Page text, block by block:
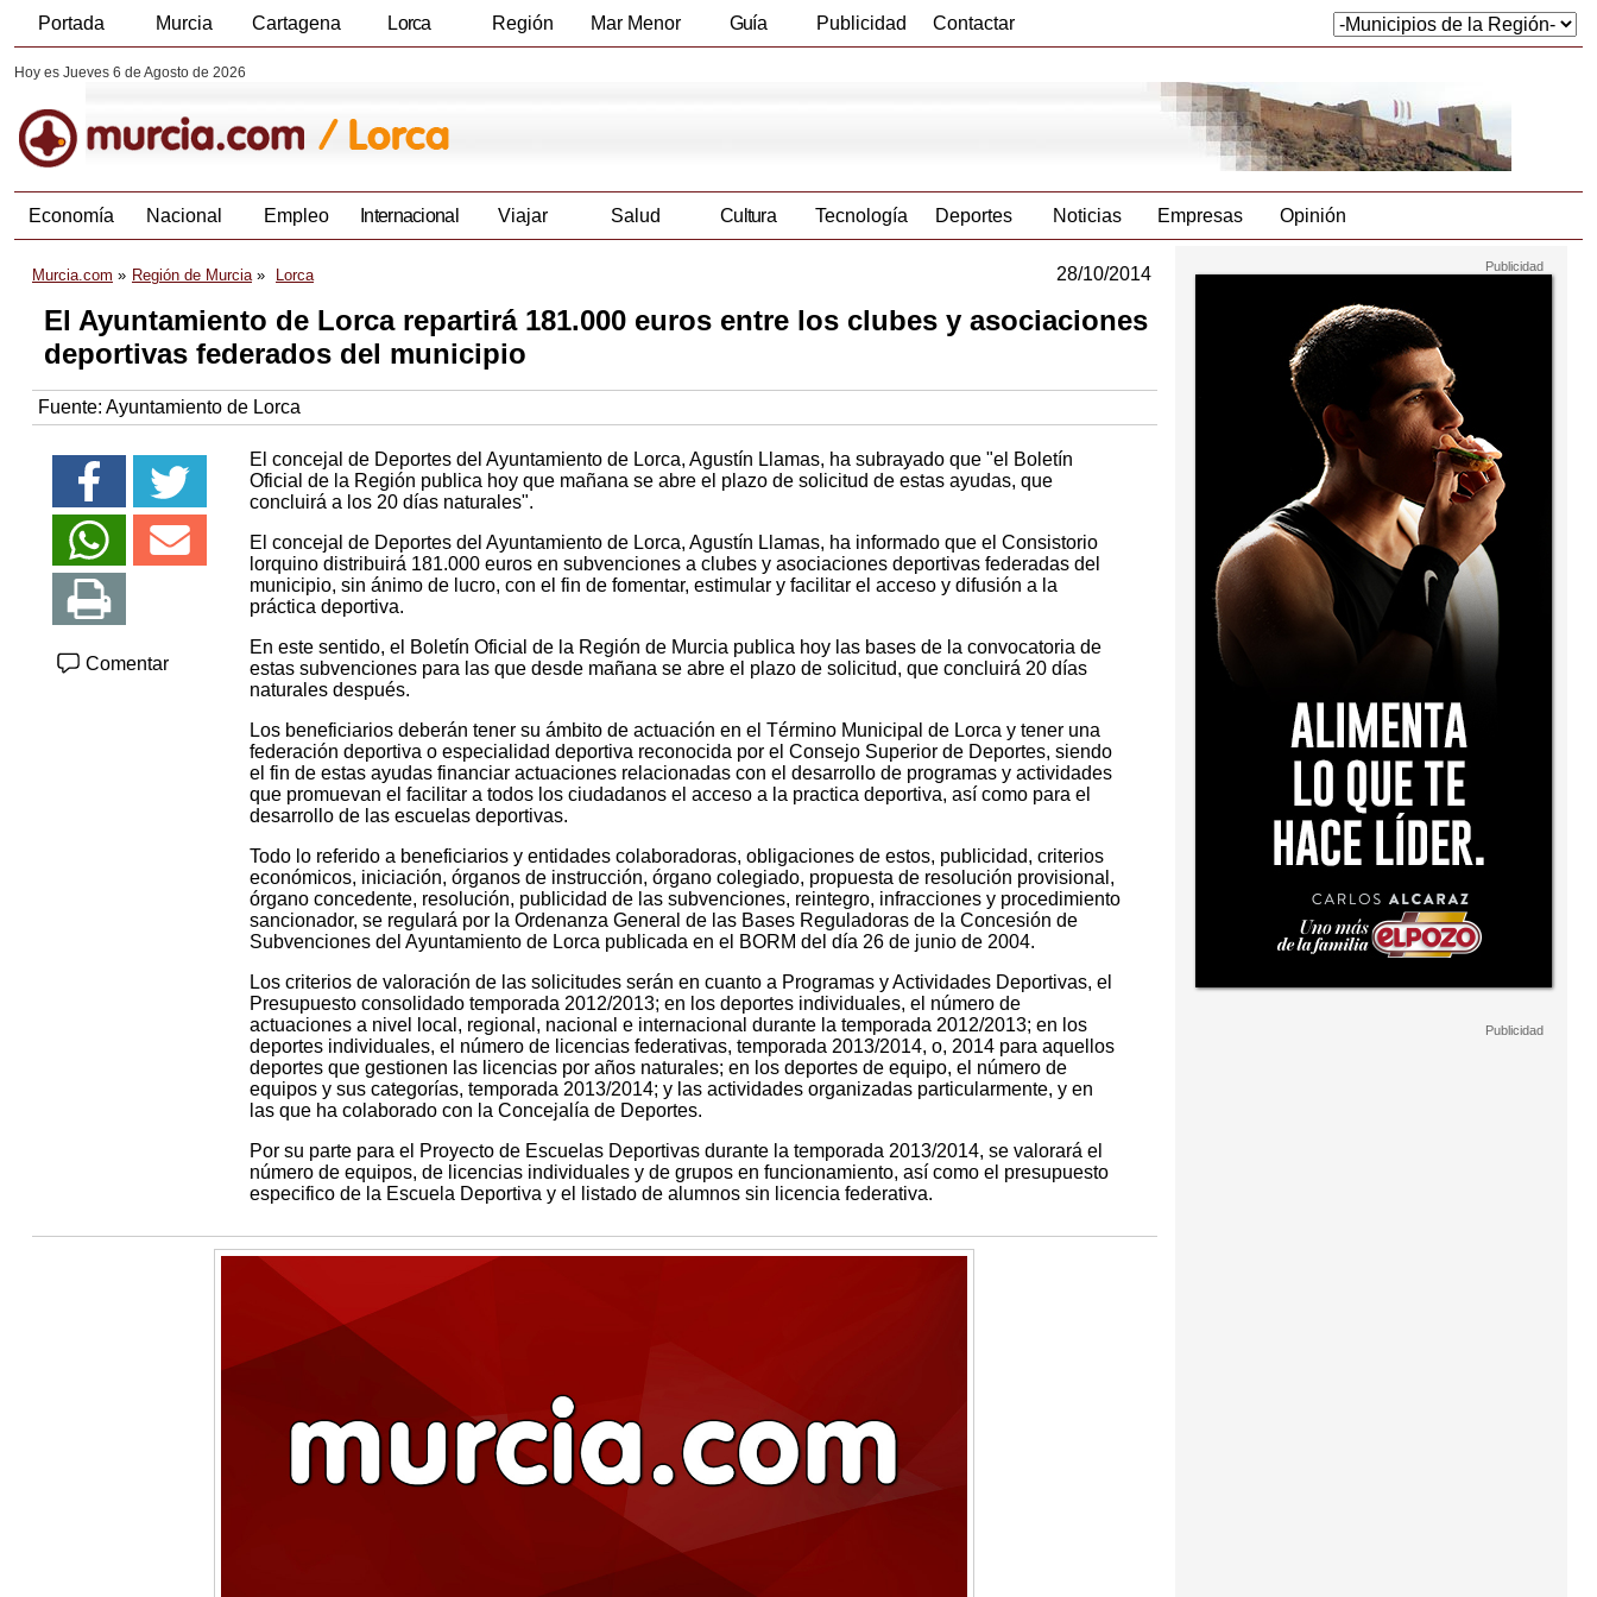
Portada Murcia Cartagena Lorca Región Mar Menor Guía Publicidad Contactar
Hoy es Jueves 6 de Agosto de 2026
Economía Nacional Empleo Internacional Viajar Salud Cultura Tecnología Deportes Noticias Empresas Opinión
Murcia.com Región de Murcia Lorca 28/10/2014
El Ayuntamiento de Lorca repartirá 181.000 euros entre los clubes y asociaciones
deportivas federados del municipio
Fuente: Ayuntamiento de Lorca
Comentar
El concejal de Deportes del Ayuntamiento de Lorca, Agustín Llamas, ha subrayado que "el Boletín
Oficial de la Región publica hoy que mañana se abre el plazo de solicitud de estas ayudas, que
concluirá a los 20 días naturales".
El concejal de Deportes del Ayuntamiento de Lorca, Agustín Llamas, ha informado que el Consistorio
lorquino distribuirá 181.000 euros en subvenciones a clubes y asociaciones deportivas federadas del
municipio, sin ánimo de lucro, con el fin de fomentar, estimular y facilitar el acceso y difusión a la
práctica deportiva.
En este sentido, el Boletín Oficial de la Región de Murcia publica hoy las bases de la convocatoria de
estas subvenciones para las que desde mañana se abre el plazo de solicitud, que concluirá 20 días
naturales después.
Los beneficiarios deberán tener su ámbito de actuación en el Término Municipal de Lorca y tener una
federación deportiva o especialidad deportiva reconocida por el Consejo Superior de Deportes, siendo
el fin de estas ayudas financiar actuaciones relacionadas con el desarrollo de programas y actividades
que promuevan el facilitar a todos los ciudadanos el acceso a la practica deportiva, así como para el
desarrollo de las escuelas deportivas.
Todo lo referido a beneficiarios y entidades colaboradoras, obligaciones de estos, publicidad, criterios
económicos, iniciación, órganos de instrucción, órgano colegiado, propuesta de resolución provisional,
órgano concedente, resolución, publicidad de las subvenciones, reintegro, infracciones y procedimiento
sancionador, se regulará por la Ordenanza General de las Bases Reguladoras de la Concesión de
Subvenciones del Ayuntamiento de Lorca publicada en el BORM del día 26 de junio de 2004.
Los criterios de valoración de las solicitudes serán en cuanto a Programas y Actividades Deportivas, el
Presupuesto consolidado temporada 2012/2013; en los deportes individuales, el número de
actuaciones a nivel local, regional, nacional e internacional durante la temporada 2012/2013; en los
deportes individuales, el número de licencias federativas, temporada 2013/2014, o, 2014 para aquellos
deportes que gestionen las licencias por años naturales; en los deportes de equipo, el número de
equipos y sus categorías, temporada 2013/2014; y las actividades organizadas particularmente, y en
las que ha colaborado con la Concejalía de Deportes.
Por su parte para el Proyecto de Escuelas Deportivas durante la temporada 2013/2014, se valorará el
número de equipos, de licencias individuales y de grupos en funcionamiento, así como el presupuesto
especifico de la Escuela Deportiva y el listado de alumnos sin licencia federativa.